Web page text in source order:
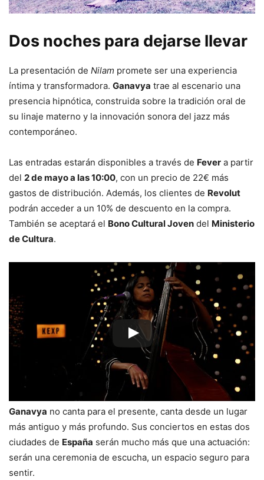
Dos noches para dejarse llevar
La presentación de Nilam promete ser una experiencia
íntima y transformadora. Ganavya trae al escenario una
presencia hipnótica, construida sobre la tradición oral de
su linaje materno y la innovación sonora del jazz más
contemporáneo.
Las entradas estarán disponibles a través de Fever a partir
del 2 de mayo a las 10:00, con un precio de 22€ más
gastos de distribución. Además, los clientes de Revolut
podrán acceder a un 10% de descuento en la compra.
También se aceptará el Bono Cultural Joven del Ministerio
de Cultura.
Ganavya no canta para el presente, canta desde un lugar
más antiguo y más profundo. Sus conciertos en estas dos
ciudades de España serán mucho más que una actuación:
serán una ceremonia de escucha, un espacio seguro para
sentir.